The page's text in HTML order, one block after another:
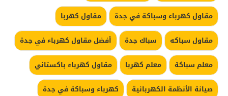
مقاول كهرباء وسباكة في جدة
مقاول كهربا
مقاول سباكه
سباك جدة
أفضل مقاول كهرباء في جدة
معلم سباكة
معلم كهربا
مقاول كهرباء باكستاني
صيانة الأنظمة الكهربائية
كهرباء وسباكة في جدة